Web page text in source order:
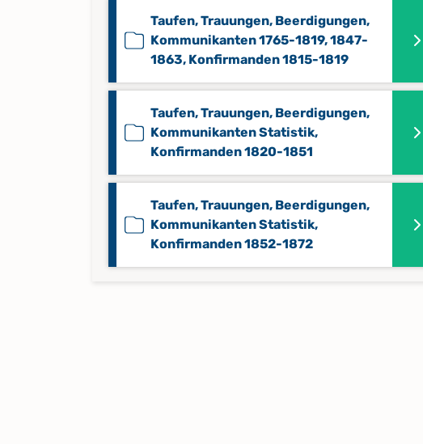
Taufen, Trauungen, Beerdigungen,
Kommunikanten 1765-1819, 1847-
1863, Konfirmanden 1815-1819
Taufen, Trauungen, Beerdigungen,
Kommunikanten Statistik,
Konfirmanden 1820-1851
Taufen, Trauungen, Beerdigungen,
Kommunikanten Statistik,
Konfirmanden 1852-1872